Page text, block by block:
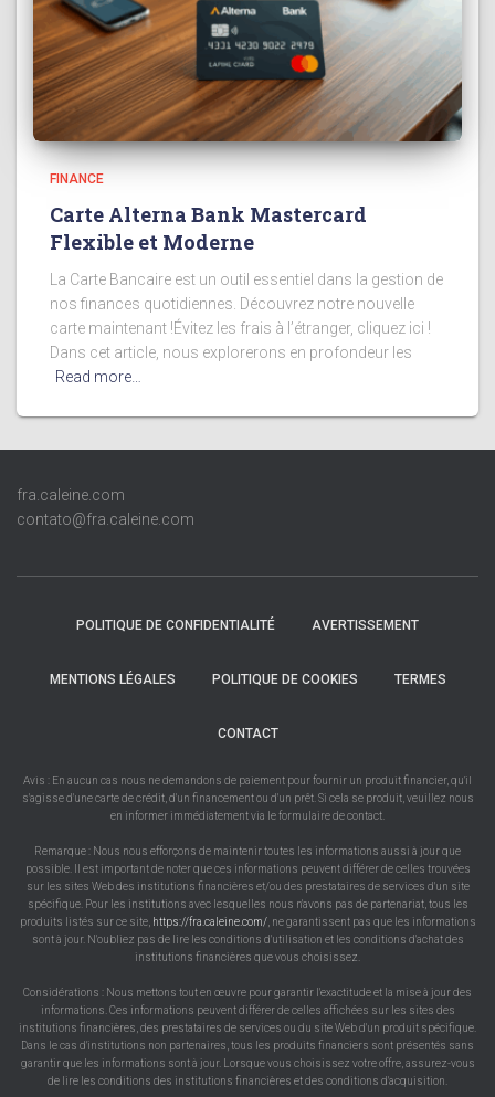
FINANCE
Carte Alterna Bank Mastercard
Flexible et Moderne
La Carte Bancaire est un outil essentiel dans la gestion de
nos finances quotidiennes. Découvrez notre nouvelle
carte maintenant !Évitez les frais à l’étranger, cliquez ici !
Dans cet article, nous explorerons en profondeur les
Read more…
fra.caleine.com
contato@fra.caleine.com
POLITIQUE DE CONFIDENTIALITÉ AVERTISSEMENT
MENTIONS LÉGALES POLITIQUE DE COOKIES TERMES
CONTACT
Avis : En aucun cas nous ne demandons de paiement pour fournir un produit financier, qu'il
s'agisse d'une carte de crédit, d'un financement ou d'un prêt. Si cela se produit, veuillez nous
en informer immédiatement via le formulaire de contact.
Remarque : Nous nous efforçons de maintenir toutes les informations aussi à jour que
possible. Il est important de noter que ces informations peuvent différer de celles trouvées
sur les sites Web des institutions financières et/ou des prestataires de services d'un site
spécifique. Pour les institutions avec lesquelles nous n'avons pas de partenariat, tous les
produits listés sur ce site, https://fra.caleine.com/, ne garantissent pas que les informations
sont à jour. N'oubliez pas de lire les conditions d'utilisation et les conditions d'achat des
institutions financières que vous choisissez.
Considérations : Nous mettons tout en œuvre pour garantir l'exactitude et la mise à jour des
informations. Ces informations peuvent différer de celles affichées sur les sites des
institutions financières, des prestataires de services ou du site Web d'un produit spécifique.
Dans le cas d'institutions non partenaires, tous les produits financiers sont présentés sans
garantir que les informations sont à jour. Lorsque vous choisissez votre offre, assurez-vous
de lire les conditions des institutions financières et des conditions d'acquisition.